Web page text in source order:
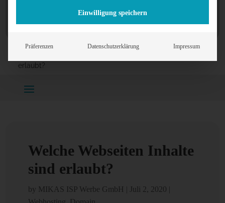
erlaubt?
Welche Webseiten Inhalte
sind erlaubt?
by MIKAS ISP Werbe GmbH Juli 2, 2020
Einwilligung speichern
Präferenzen Datenschutzerklärung Impressum